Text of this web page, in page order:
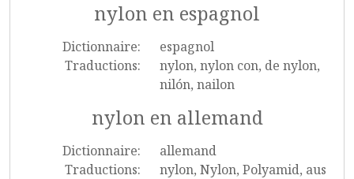
nylon en espagnol
Dictionnaire:
espagnol
Traductions:
nylon, nylon con, de nylon,
nilón, nailon
nylon en allemand
Dictionnaire:
allemand
Traductions:
nylon, Nylon, Polyamid, aus